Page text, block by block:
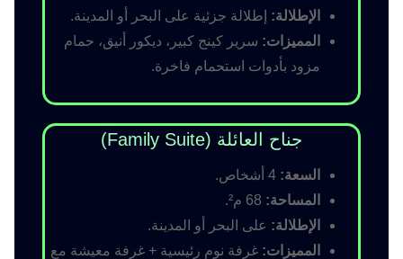
الإطلالة: إطلالة جزئية على البحر أو المدينة.
المميزات: سرير كينج كبير، ديكور أنيق، حمام
مزود بأدوات استحمام فاخرة.
جناح العائلة (Family Suite)
السعة:
المساحة:
الإطلالة: على البحر أو المدينة.
المميزات: غرفة نوم رئيسية + غرفة معيشة مع